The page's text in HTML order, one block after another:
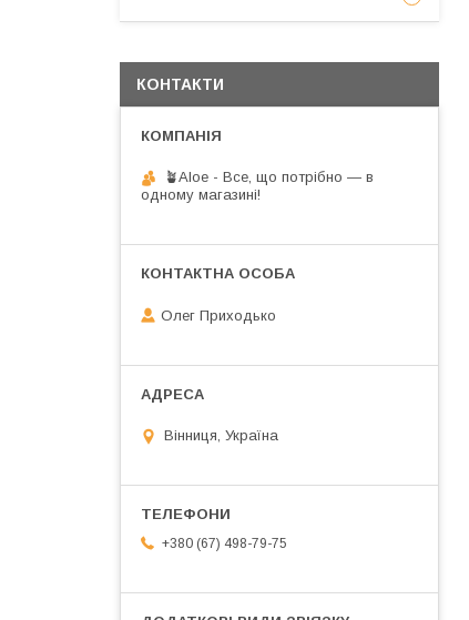
КОНТАКТИ
🪴Aloe - Все, що потрібно — в
одному магазині!
Олег Приходько
Вінниця, Україна
+380 (67) 498-79-75